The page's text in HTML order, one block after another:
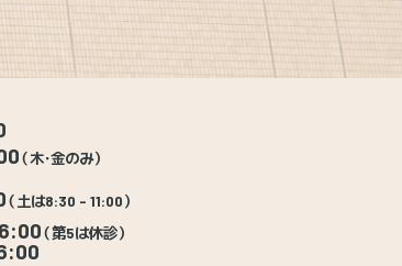
（木・金のみ）
（土は8:30 - 11:00）
（第5は休診）